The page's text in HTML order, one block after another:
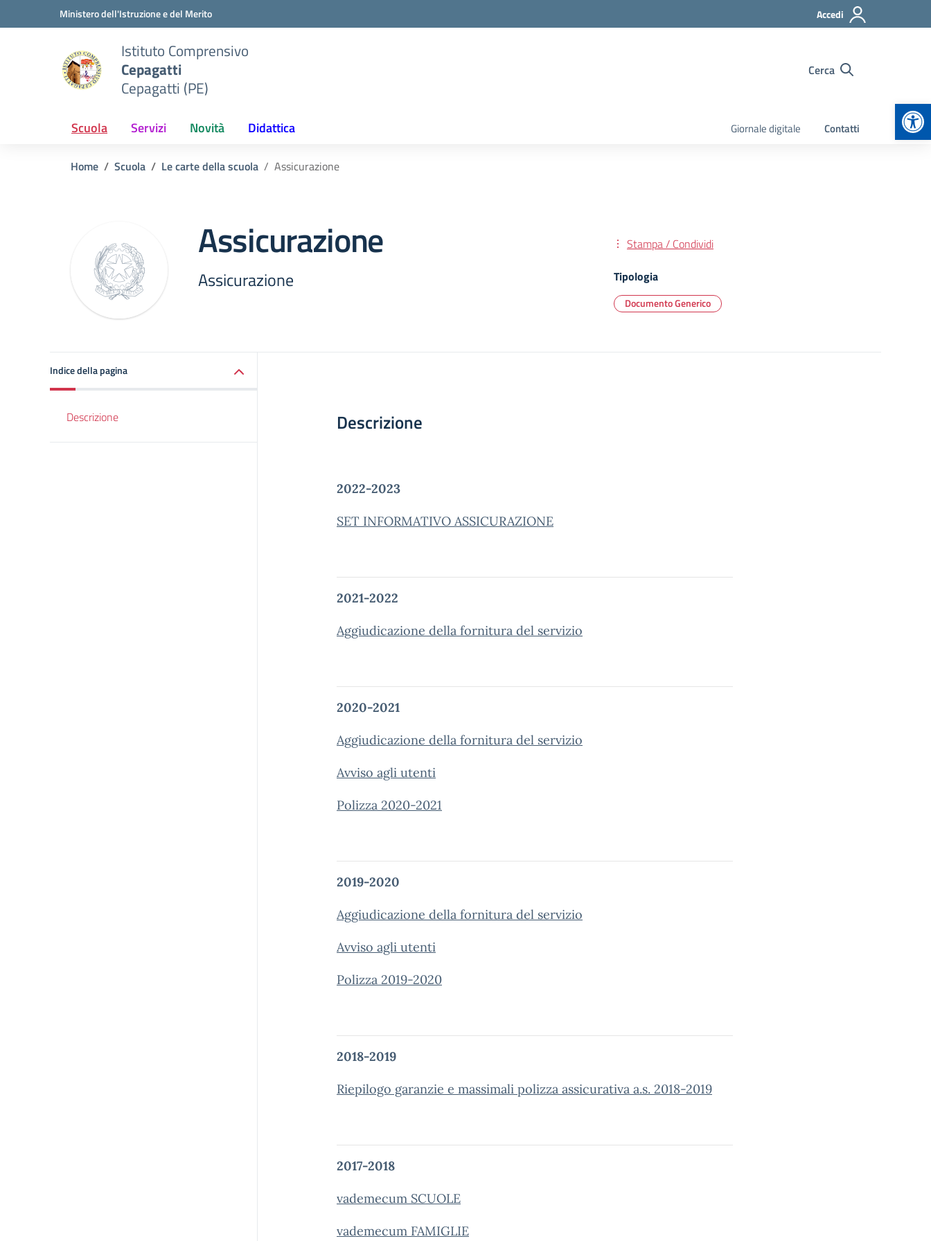
Vai ai contenuti
Vai al menu di navigazioneMinistero dell'Istruzione e del Merito Accedi
Istituto Comprensivo
Cepagatti
Cepagatti (PE)
Cerca
Scuola Servizi Novità Didattica Giornale digitale Contatti
Home Scuola Le carte della scuola Assicurazione
Assicurazione
Assicurazione
Stampa / Condividi
Tipologia
Documento Generico
Indice della pagina
Descrizione Descrizione
2022-2023
SET INFORMATIVO ASSICURAZIONE
2021-2022
Aggiudicazione della fornitura del servizio
2020-2021
Aggiudicazione della fornitura del servizio
Avviso agli utenti
Polizza 2020-2021
2019-2020
Aggiudicazione della fornitura del servizio
Avviso agli utenti
Polizza 2019-2020
2018-2019
Riepilogo garanzie e massimali polizza assicurativa a.s. 2018-2019
2017-2018
vademecum SCUOLE
vademecum FAMIGLIE